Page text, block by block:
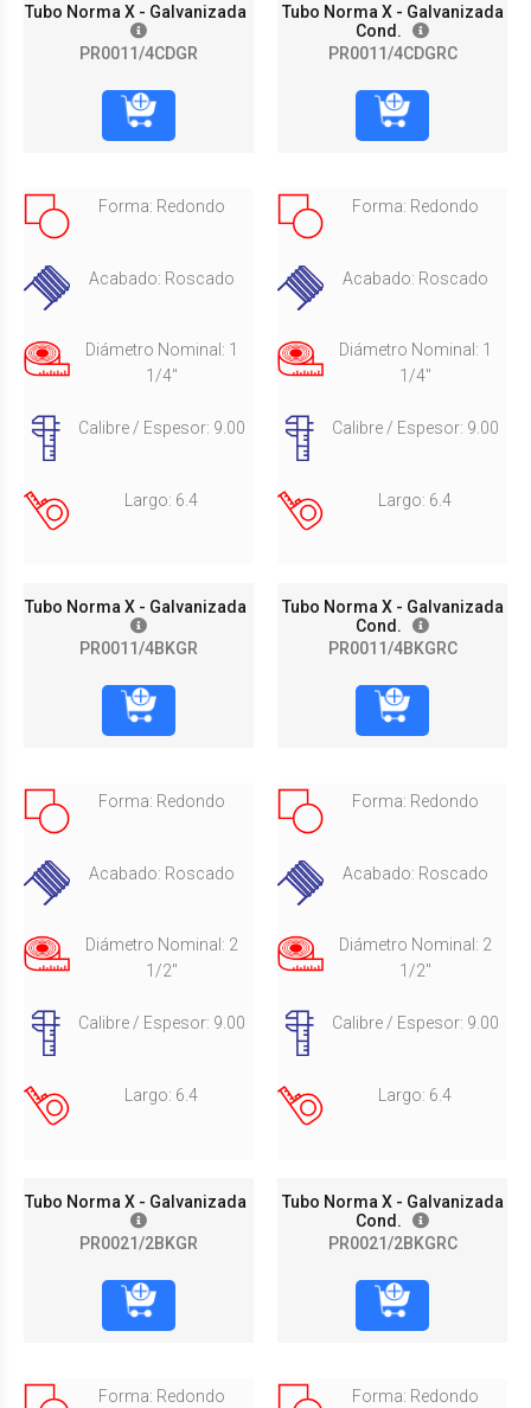
Tubo Norma X - Galvanizada
PR0011/4CDGR
Tubo Norma X - Galvanizada
Cond.
PR0011/4CDGRC
Forma: Redondo
Acabado: Roscado
Diámetro Nominal: 1
1/4"
Calibre / Espesor: 9.00
Largo: 6.4
Tubo Norma X - Galvanizada
PR0011/4BKGR
Forma: Redondo
Acabado: Roscado
Diámetro Nominal: 1
1/4"
Calibre / Espesor: 9.00
Largo: 6.4
Tubo Norma X - Galvanizada
Cond.
PR0011/4BKGRC
Forma: Redondo
Acabado: Roscado
Diámetro Nominal: 2
1/2"
Calibre / Espesor: 9.00
Largo: 6.4
Tubo Norma X - Galvanizada
PR0021/2BKGR
Forma: Redondo
Acabado: Roscado
Diámetro Nominal: 2
1/2"
Calibre / Espesor: 9.00
Largo: 6.4
Tubo Norma X - Galvanizada
Cond.
PR0021/2BKGRC
Forma: Redondo Forma: Redondo